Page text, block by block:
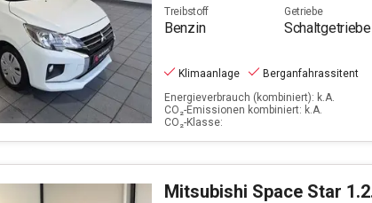
Treibstoff
Benzin
Getriebe
Schaltgetriebe
Klimaanlage
Berganfahrassitent
Energieverbrauch (kombiniert): k.A.
CO₂-Emissionen kombiniert: k.A.
CO₂-Klasse:
Mitsubishi Space Star 1.2 Select+ (EURO 6d)